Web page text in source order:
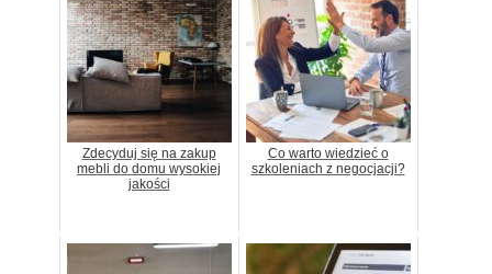
Zdecyduj się na zakup
mebli do domu wysokiej
jakości
Co warto wiedzieć o
szkoleniach z negocjacji?